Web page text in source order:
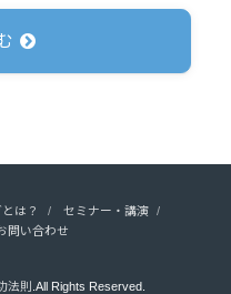
は？
セミナー・講演
問い合わせ
法則 .All Rights Reserved.